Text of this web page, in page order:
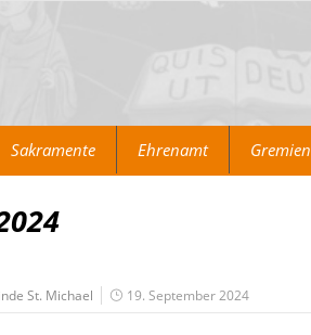
Sakramente Ehrenamt Gremien
St. Michael 19. September 2024